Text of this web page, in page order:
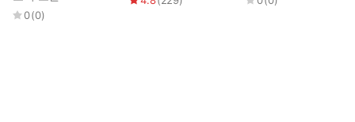
0(0)